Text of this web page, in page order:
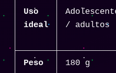
Uso
ideal
/ adultos
Peso 180 g